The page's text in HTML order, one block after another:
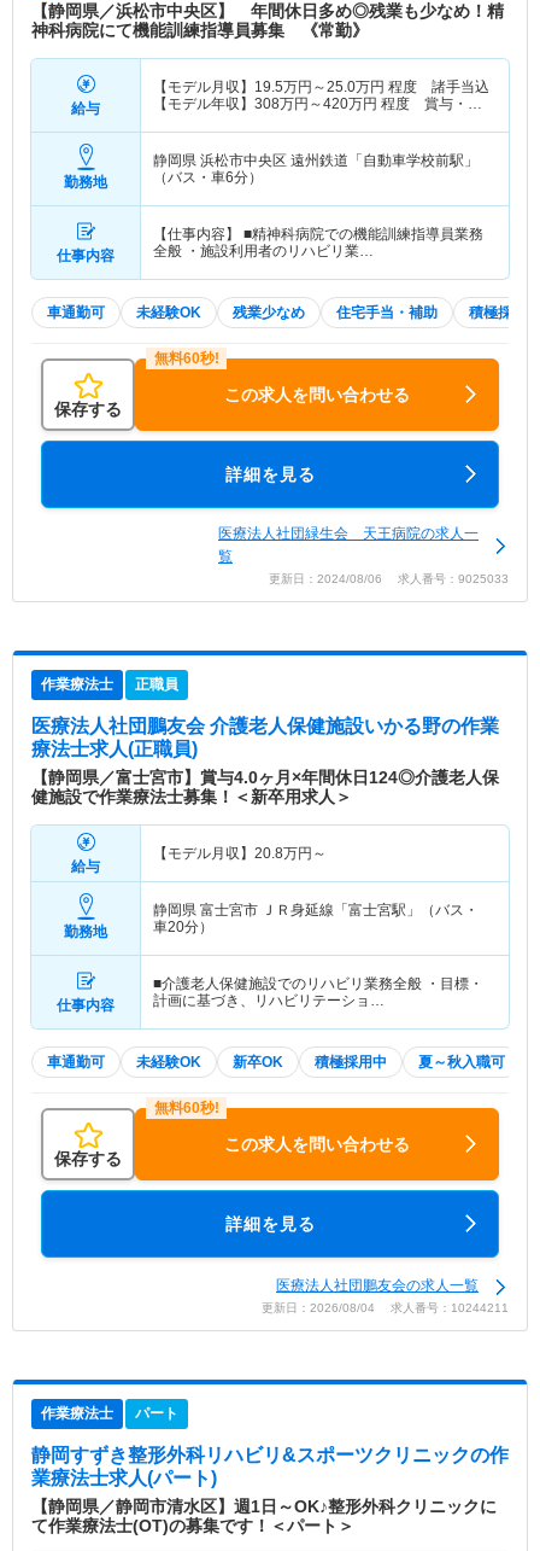
【静岡県／浜松市中央区】 年間休日多め◎残業も少なめ！精
神科病院にて機能訓練指導員募集 《常勤》
給与
【モデル月収】 19.5万円～25.0万円 程度 諸手当込
【モデル年収】 308万円～420万円 程度 賞与・諸
勤務地
静岡県 浜松市中央区 遠州鉄道「自動車学校前駅」
（バス・車6分）
仕事内容
【仕事内容】 ■精神科病院での機能訓練指導員業務
全般 ・施設利用者のリハビリ業…
車通勤可 未経験OK 残業少なめ 住宅手当・補助 積極採用中
保存する
この求人を問い合わせる
詳細を見る
医療法人社団緑生会 天王病院の求人一
覧
更新日：2024/08/06 求人番号：9025033
作業療法士 正職員
医療法人社団鵬友会 介護老人保健施設いかる野の作業
療法士求人(正職員)
【静岡県／富士宮市】賞与4.0ヶ月×年間休日124◎介護老人保
健施設で作業療法士募集！＜新卒用求人＞
給与
【モデル月収】 20.8万円～
勤務地
静岡県 富士宮市 ＪＲ身延線「富士宮駅」（バス・
車20分）
仕事内容
■介護老人保健施設でのリハビリ業務全般 ・目標・
計画に基づき、リハビリテーショ…
車通勤可 未経験OK 新卒OK 積極採用中 夏～秋入職可
保存する
この求人を問い合わせる
詳細を見る
医療法人社団鵬友会の求人一覧
更新日：2026/08/04 求人番号：10244211
作業療法士 パート
静岡すずき整形外科リハビリ&スポーツクリニックの作
業療法士求人(パート)
【静岡県／静岡市清水区】週1日～OK♪整形外科クリニックに
て作業療法士(OT)の募集です！＜パート＞